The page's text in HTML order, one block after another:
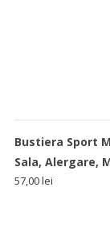
Bustiera Sport
Sala, Alergare,
57,00lei